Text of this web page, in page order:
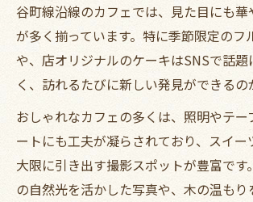
谷町線沿線のカフェでは、見た目にも
が多く揃っています。特に季節限定のフ
や、店オリジナルのケーキはSNSで話
く、訪れるたびに新しい発見ができるの
おしゃれなカフェの多くは、照明やテー
ートにも工夫が凝らされており、スイー
大限に引き出す撮影スポットが豊富です
の自然光を活かした写真や、木の温も